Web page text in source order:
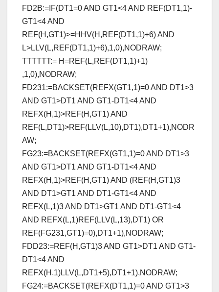
FD2B:=IF(DT1=0 AND GT1<4 AND REF(DT1,1)-
GT1<4 AND
REF(H,GT1)>=HHV(H,REF(DT1,1)+6) AND
L>LLV(L,REF(DT1,1)+6),1,0),NODRAW;
TTTTTT:= H=REF(L,REF(DT1,1)+1)
,1,0),NODRAW;
FD231:=BACKSET(REFX(GT1,1)=0 AND DT1>3
AND GT1>DT1 AND GT1-DT1<4 AND
REFX(H,1)>REF(H,GT1) AND
REF(L,DT1)>REF(LLV(L,10),DT1),DT1+1),NODR
AW;
FG23:=BACKSET(REFX(GT1,1)=0 AND DT1>3
AND GT1>DT1 AND GT1-DT1<4 AND
REFX(H,1)>REF(H,GT1) AND (REF(H,GT1)3
AND DT1>GT1 AND DT1-GT1<4 AND
REFX(L,1)3 AND DT1>GT1 AND DT1-GT1<4
AND REFX(L,1)REF(LLV(L,13),DT1) OR
REF(FG231,GT1)=0),DT1+1),NODRAW;
FDD23:=REF(H,GT1)3 AND GT1>DT1 AND GT1-
DT1<4 AND
REFX(H,1)LLV(L,DT1+5),DT1+1),NODRAW;
FG24:=BACKSET(REFX(DT1,1)=0 AND GT1>3